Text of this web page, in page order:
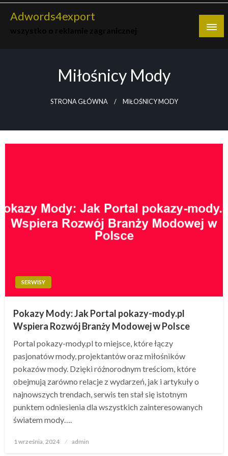
Skip
Adwords4export
Miłośnicy Mody
STRONA GŁÓWNA MIŁOŚNICY MODY
SERWISY
Pokazy Mody: Jak Portal pokazy-mody.pl
Wspiera Rozwój Branży Modowej w Polsce
Portal pokazy-mody.pl to miejsce, które łączy
pasjonatów mody, projektantów oraz miłośników
pokazów mody. Dzięki różnorodnym treściom, które
obejmują zarówno relacje z wydarzeń, jak i artykuły o
najnowszych trendach, serwis ten stał się istotnym
punktem odniesienia dla wszystkich zainteresowanych
światem mody….
Opublikowane
1 września, 2024 admin